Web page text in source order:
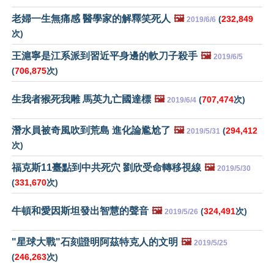
老婦一生無痛感 醫學家的解釋笑死人 🖼️ 2019/6/6 (232,849
次)
王滬寧是江系派到習近平身邊的軟刀子殺手 🖼️ 2019/6/5
(706,875次)
生我者猴死我雕 馬英九亡國達標 🖼️ 2019/6/4 (707,474次)
潛水員被奇風吹到荒島 進化論尷尬了 🖼️ 2019/5/31 (294,412
次)
福克斯11臺點到中共死穴 劉欣受命轉移視線 🖼️ 2019/5/30
(331,670次)
牛頓和愛因斯坦發出智慧的聲音 🖼️ 2019/5/26 (324,491次)
"星球大戰"石刻證明阿茲特克人的文明 🖼️ 2019/5/25
(246,263次)